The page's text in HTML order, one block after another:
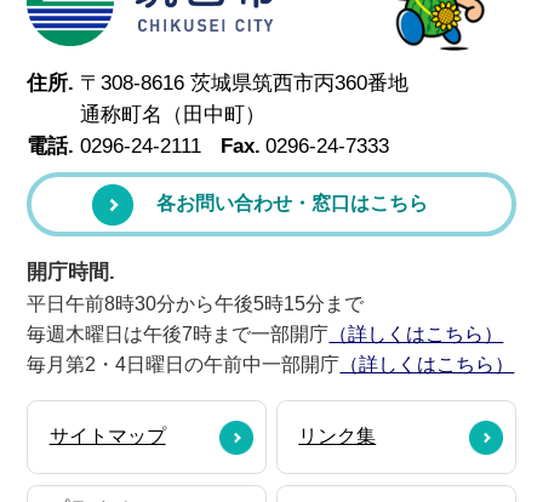
住所. 〒308-8616 茨城県筑西市丙360番地
通称町名（田中町）
電話. 0296-24-2111 Fax. 0296-24-7333
各お問い合わせ・窓口はこちら
開庁時間.
平日午前8時30分から午後5時15分まで
毎週木曜日は午後7時まで一部開庁 （詳しくはこちら）
毎月第2・4日曜日の午前中一部開庁 （詳しくはこちら）
サイトマップ リンク集